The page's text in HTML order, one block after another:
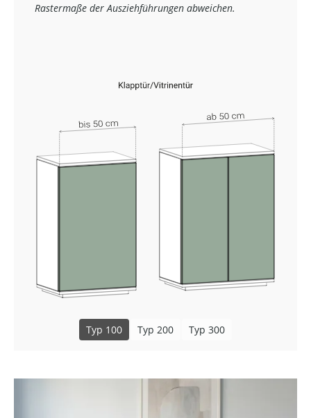
Rastermaße der Ausziehführungen abweichen.
Typ 100 Typ 200 Typ 300